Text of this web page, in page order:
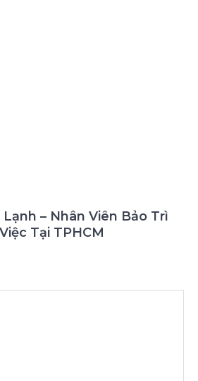
– Nhân Viên Bảo Trì
Tại TPHCM